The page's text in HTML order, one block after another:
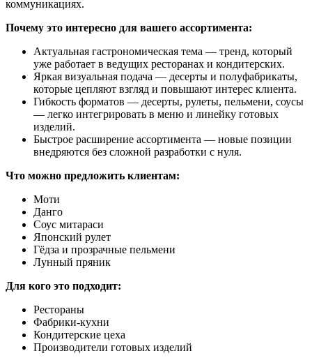
коммуникациях.
Почему это интересно для вашего ассортимента:
Актуальная гастрономическая тема — тренд, который
уже работает в ведущих ресторанах и кондитерских.
Яркая визуальная подача — десерты и полуфабрикаты,
которые цепляют взгляд и повышают интерес клиента.
Гибкость форматов — десерты, рулеты, пельмени, соусы
— легко интегрировать в меню и линейку готовых
изделий.
Быстрое расширение ассортимента — новые позиции
внедряются без сложной разработки с нуля.
Что можно предложить клиентам:
Моти
Данго
Соус митараси
Японский рулет
Гёдза и прозрачные пельмени
Лунный пряник
Для кого это подходит:
Рестораны
Фабрики-кухни
Кондитерские цеха
Производители готовых изделий